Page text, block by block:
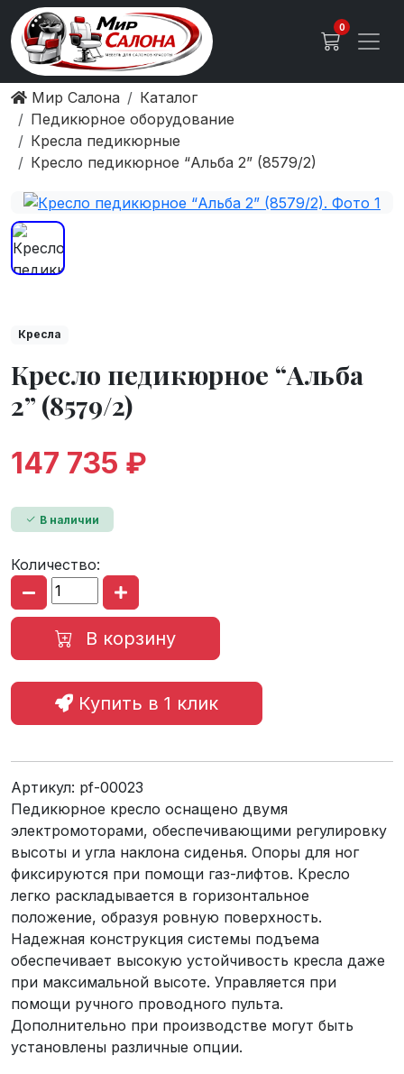
0
Мир Салона
Каталог
Педикюрное оборудование
Кресла педикюрные
Кресло педикюрное “Альба 2” (8579/2)
Кресла
Кресло педикюрное “Альба
2” (8579/2)
147 735 ₽
В наличии
Количество:
В корзину
Купить в 1 клик
Артикул: pf-00023
Педикюрное кресло оснащено двумя
электромоторами, обеспечивающими регулировку
высоты и угла наклона сиденья. Опоры для ног
фиксируются при помощи газ-лифтов. Кресло
легко раскладывается в горизонтальное
положение, образуя ровную поверхность.
Надежная конструкция системы подъема
обеспечивает высокую устойчивость кресла даже
при максимальной высоте. Управляется при
помощи ручного проводного пульта.
Дополнительно при производстве могут быть
установлены различные опции.